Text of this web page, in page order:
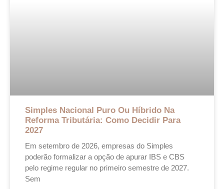
Simples Nacional Puro Ou Híbrido Na
Reforma Tributária: Como Decidir Para
2027
Em setembro de 2026, empresas do Simples
poderão formalizar a opção de apurar IBS e CBS
pelo regime regular no primeiro semestre de 2027.
Sem